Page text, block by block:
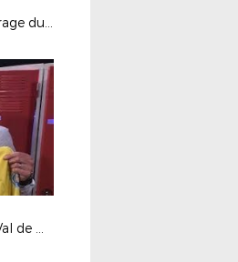
Coupe de France : J-1 avant le tirage du 7e tour !
Médias : Anthony REMAUD (FC Val de Moine) invité de France 3 !